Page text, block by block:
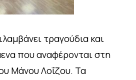
τραγούδια και
που αναφέρονται στη
Μάνου Λοΐζου. Τα